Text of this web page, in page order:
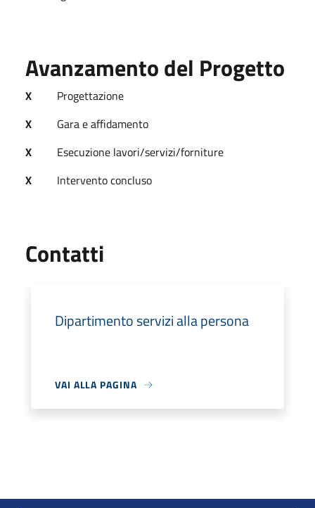
Avanzamento del Progetto
X Progettazione
X Gara e affidamento
X
Esecuzione lavori/servizi/forniture
X
Intervento concluso
Contatti
Dipartimento servizi alla persona
VAI ALLA PAGINA